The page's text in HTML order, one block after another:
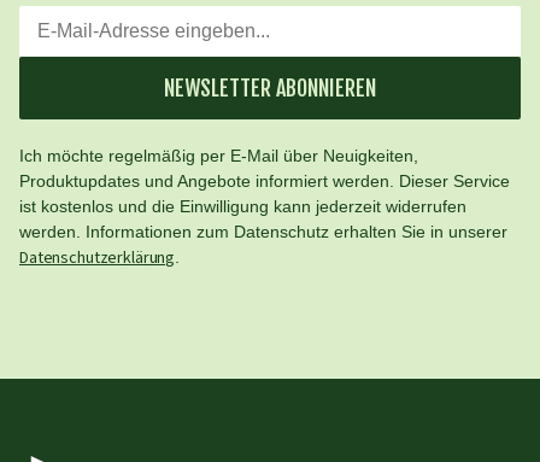
NEWSLETTER ABONNIEREN
Ich möchte regelmäßig per E-Mail über Neuigkeiten,
Produktupdates und Angebote informiert werden. Dieser Service
ist kostenlos und die Einwilligung kann jederzeit widerrufen
werden. Informationen zum Datenschutz erhalten Sie in unserer
Datenschutzerklärung